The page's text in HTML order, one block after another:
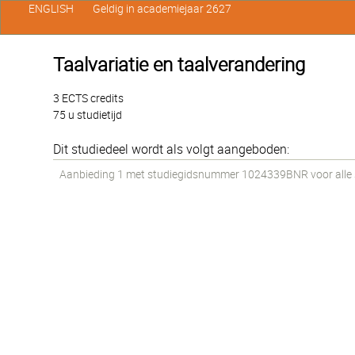
Taalvariatie en taalverandering
3 ECTS credits
75 u studietijd
Dit studiedeel wordt als volgt aangeboden:
Aanbieding 1 met studiegidsnummer 1024339BNR voor
ENGLISH Geldig in academiejaar 2627